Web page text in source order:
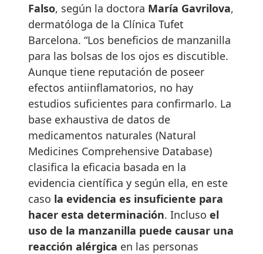
Falso, según la doctora María Gavrilova,
dermatóloga de la Clínica Tufet
Barcelona. “Los beneficios de manzanilla
para las bolsas de los ojos es discutible.
Aunque tiene reputación de poseer
efectos antiinflamatorios, no hay
estudios suficientes para confirmarlo. La
base exhaustiva de datos de
medicamentos naturales (Natural
Medicines Comprehensive Database)
clasifica la eficacia basada en la
evidencia científica y según ella, en este
caso la evidencia es insuficiente para
hacer esta determinación. Incluso el
uso de la manzanilla puede causar una
reacción alérgica en las personas